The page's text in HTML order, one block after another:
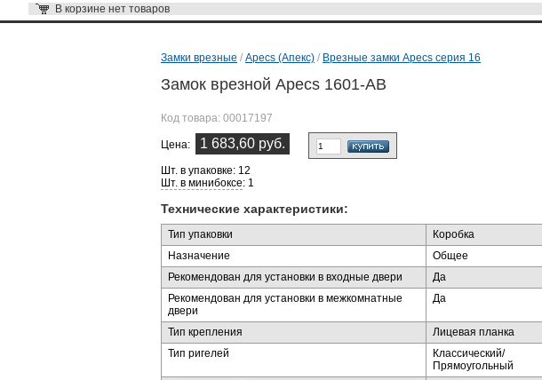
В корзине нет товаров
Замки врезные / Apecs (Апекс) / Врезные замки Apecs серия 16
Замок врезной Apecs 1601-AB
Код товара: 00017197
Цена: 1 683,60 руб.
Шт. в упаковке: 12
Шт. в минибоксе: 1
Технические характеристики:
Тип упаковки
Коробка
Назначение
Общее
Рекомендован для установки в входные двери
Да
Рекомендован для установки в межкомнатные
двери
Да
Тип крепления
Лицевая планка
Тип ригелей
Классический/
Прямоугольный